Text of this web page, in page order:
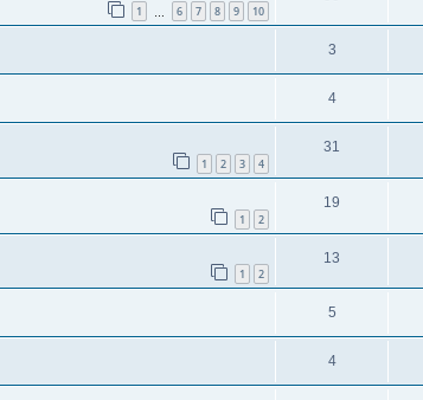
1 6 7 8 9 10
3
4
1 2 3 4
31
1 2
19
1 2
13
5
4